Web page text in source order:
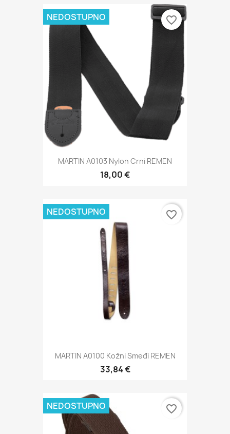
MARTIN A0103 Nylon Crni REMEN
18,00 €
NEDOSTUPNO favorite_border
MARTIN A0100 Kožni Smeđi REMEN
33,84 €
NEDOSTUPNO favorite_border
NEDOSTUPNO favorite_border